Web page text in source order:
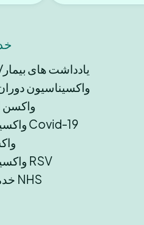
یادداشت های
واکسیناسیون
واکسن
واکسیناسیون Covid-19
واکسیناسیون RSV
خدمات غیر NHS